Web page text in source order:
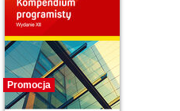
Promocja